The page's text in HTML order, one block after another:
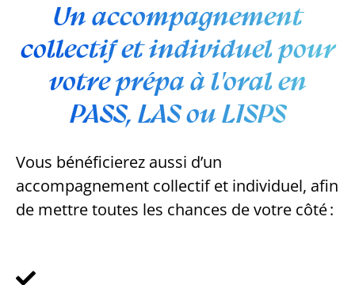
Un accompagnement
collectif et individuel pour
votre prépa à l'oral en
PASS, LAS ou L1SPS
Vous bénéficierez aussi d’un
accompagnement collectif et individuel, afin
de mettre toutes les chances de votre côté :